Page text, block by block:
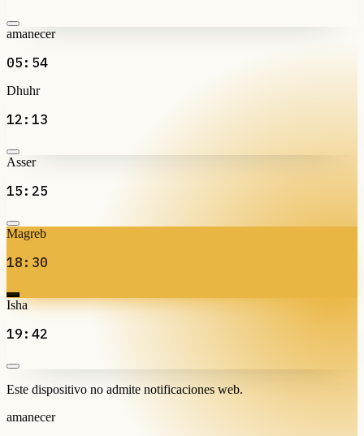
amanecer
05:54
Dhuhr
12:13
Asser
15:25
Magreb
18:30
Isha
19:42
Este dispositivo no admite notificaciones web.
amanecer